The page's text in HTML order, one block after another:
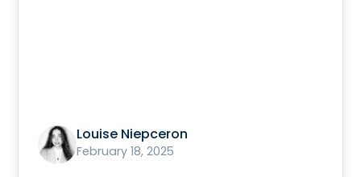
Louise Niepceron
February 18, 2025